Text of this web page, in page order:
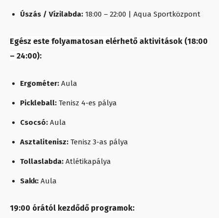
Úszás / Vízilabda: 18:00 – 22:00 | Aqua Sportközpont
Egész este folyamatosan elérhető aktivitások (18:00
– 24:00):
Ergométer: Aula
Pickleball: Tenisz 4-es pálya
Csocsó: Aula
Asztalitenisz: Tenisz 3-as pálya
Tollaslabda: Atlétikapálya
Sakk: Aula
19:00 órától kezdődő programok: